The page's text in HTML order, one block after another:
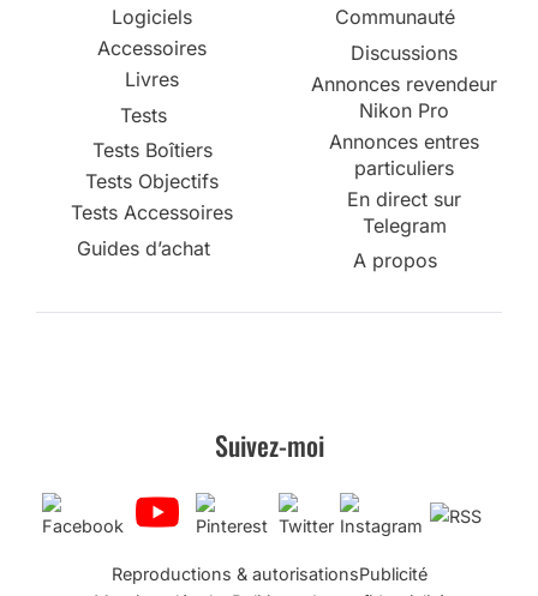
Logiciels
Accessoires
Livres
Tests
Tests Boîtiers
Tests Objectifs
Tests Accessoires
Guides d’achat
Communauté
Discussions
Annonces revendeur
Nikon Pro
Annonces entres
particuliers
En direct sur
Telegram
A propos
Suivez-moi
Reproductions & autorisationsPublicité